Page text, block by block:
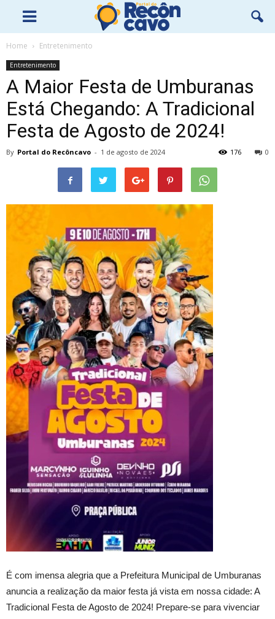
Home Entretenimento
Entretenimento
A Maior Festa de Umburanas
Está Chegando: A Tradicional
Festa de Agosto de 2024!
By Portal do Recôncavo - 1 de agosto de 2024 0
176
É com imensa alegria que a Prefeitura Municipal de Umburanas
anuncia a realização da maior festa já vista em nossa cidade: A
Tradicional Festa de Agosto de 2024! Prepare-se para vivenciar